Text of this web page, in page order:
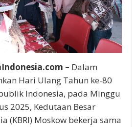
– Dalam
Hari Ulang Tahun ke-80
Indonesia, pada Minggu
2025, Kedutaan Besar
(KBRI) Moskow bekerja sama